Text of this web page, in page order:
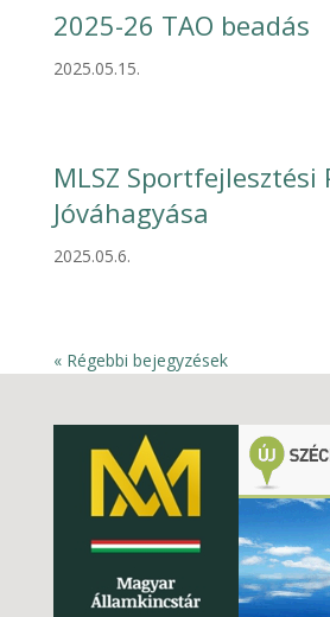
2025-26 TAO beadás
2025.05.15.
MLSZ Sportfejlesztési
Jóváhagyása
2025.05.6.
« Régebbi bejegyzések